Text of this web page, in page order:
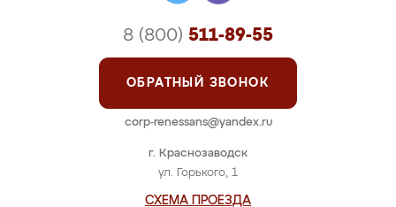
г. Краснозаводск
ул. Горького, 1
СХЕМА ПРОЕЗДА
8 (800) 511-89-55
ОБРАТНЫЙ ЗВОНОК
corp-renessans@yandex.ru